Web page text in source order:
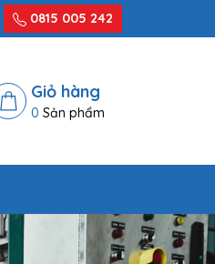
0815 005 242
Giỏ hàng
0 Sản phẩm